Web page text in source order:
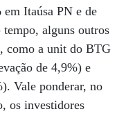
Itaúsa PN e de
alguns outros
como a unit do BTG
de 4,9%) e
Vale ponderar, no
os investidores